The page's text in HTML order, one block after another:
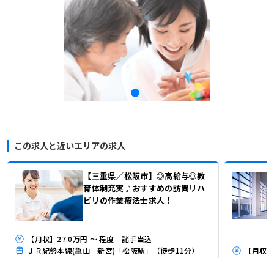
この求人と近いエリアの求人
【三重県／松阪市】◎高給与◎教
育体制充実♪おすすめの訪問リハ
ビリの作業療法士求人！
【月収】27.0万円 ～ 程度 諸手当込
ＪＲ紀勢本線(亀山－新宮)「松阪駅」（徒歩11分）
【月収